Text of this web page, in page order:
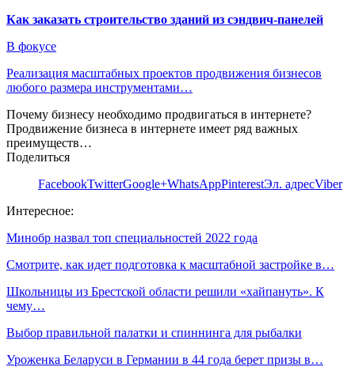
Как заказать строительство зданий из сэндвич-панелей
В фокусе
Реализация масштабных проектов продвижения бизнесов
любого размера инструментами…
Почему бизнесу необходимо продвигаться в интернете?
Продвижение бизнеса в интернете имеет ряд важных
преимуществ…
Поделиться
FacebookTwitterGoogle+WhatsAppPinterestЭл. адресViber
Интересное:
Минобр назвал топ специальностей 2022 года
Смотрите, как идет подготовка к масштабной застройке в…
Школьницы из Брестской области решили «хайпануть». К
чему…
Выбор правильной палатки и спиннинга для рыбалки
Уроженка Беларуси в Германии в 44 года берет призы в…